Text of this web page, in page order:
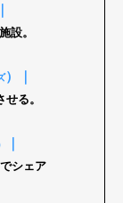
｜
設。
）｜
る。
｜
シェア